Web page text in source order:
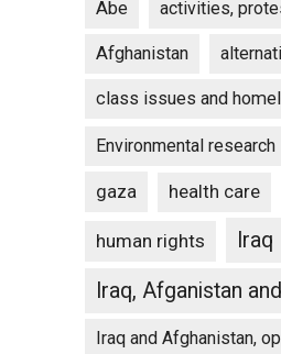
Abe activities,
Afghanistan
class issues and
Environmental research
gaza health care
human rights
Iraq
Iraq, Afganistan
Iraq and Afghanistan,